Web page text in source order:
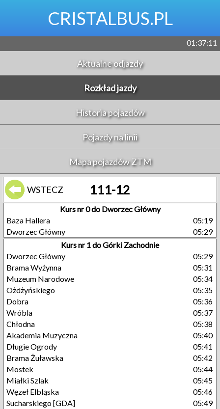
CRISTALBUS.PL
01:37:11
Aktualne odjazdy
Rozkład jazdy
Historia pojazdów
Pojazdy na linii
Mapa pojazdów ZTM
WSTECZ 111-12
Kurs nr 0 do Dworzec Główny
Baza Hallera
05:19
Dworzec Główny
05:29
Kurs nr 1 do Górki Zachodnie
Dworzec Główny
05:29
Brama Wyżynna
05:31
Muzeum Narodowe
05:34
Ożdżyńskiego
05:35
Dobra
05:36
Wróbla
05:37
Chłodna
05:38
Akademia Muzyczna
05:40
Długie Ogrody
05:41
Brama Żuławska
05:42
Mostek
05:44
Miałki Szlak
05:45
Węzeł Elbląska
05:46
Sucharskiego [GDA]
05:49